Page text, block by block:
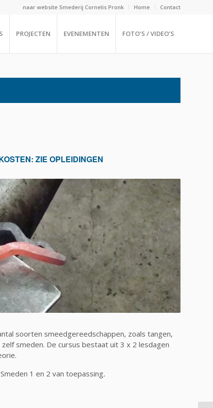
naar website Smederij Cornelis Pronk Home Contact
PROJECTEN EVENEMENTEN FOTO’S / VIDEO’S
ZIE OPLEIDINGEN
soorten smeedgereedschappen, zoals tangen,
smeden. De cursus bestaat uit 3 x 2 lesdagen
1 en 2 van toepassing.